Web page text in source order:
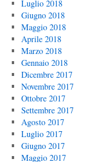
Luglio 2018
Giugno 2018
Maggio 2018
Aprile 2018
Marzo 2018
Gennaio 2018
Dicembre 2017
Novembre 2017
Ottobre 2017
Settembre 2017
Agosto 2017
Luglio 2017
Giugno 2017
Maggio 2017